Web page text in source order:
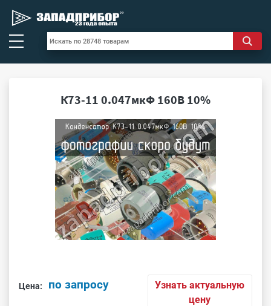
К73-11 0.047мкФ 160В 10%
Цена: по запросу
Узнать актуальную
цену